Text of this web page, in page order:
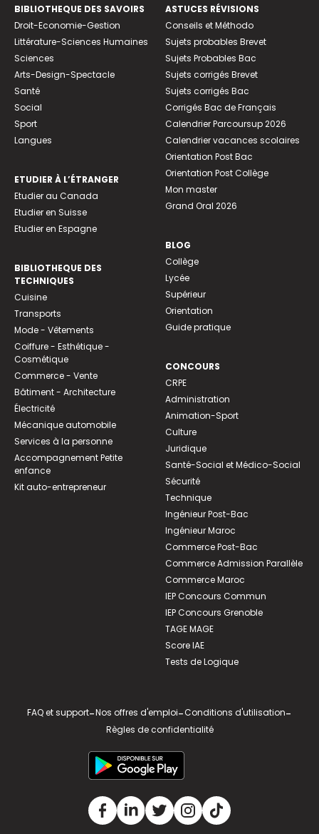
BIBLIOTHEQUE DES SAVOIRS
Droit-Economie-Gestion
Littérature-Sciences Humaines
Sciences
Arts-Design-Spectacle
Santé
Social
Sport
Langues
ETUDIER À L’ÉTRANGER
Etudier au Canada
Etudier en Suisse
Etudier en Espagne
BIBLIOTHEQUE DES
TECHNIQUES
Cuisine
Transports
Mode - Vêtements
Coiffure - Esthétique -
Cosmétique
Commerce - Vente
Bâtiment - Architecture
Électricité
Mécanique automobile
Services à la personne
Accompagnement Petite
enfance
Kit auto-entrepreneur
ASTUCES RÉVISIONS
Conseils et Méthodo
Sujets probables Brevet
Sujets Probables Bac
Sujets corrigés Brevet
Sujets corrigés Bac
Corrigés Bac de Français
Calendrier Parcoursup 2026
Calendrier vacances scolaires
Orientation Post Bac
Orientation Post Collège
Mon master
Grand Oral 2026
BLOG
Collège
Lycée
Supérieur
Orientation
Guide pratique
CONCOURS
CRPE
Administration
Animation-Sport
Culture
Juridique
Santé-Social et Médico-Social
Sécurité
Technique
Ingénieur Post-Bac
Ingénieur Maroc
Commerce Post-Bac
Commerce Admission Parallèle
Commerce Maroc
IEP Concours Commun
IEP Concours Grenoble
TAGE MAGE
Score IAE
Tests de Logique
FAQ et support-Nos offres d'emploi-Conditions d'utilisation-
Règles de confidentialité